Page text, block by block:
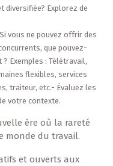
diversifiée? Explorez de
vous ne pouvez offrir des
que pouvez-
Exemples : Télétravail,
flexibles, services
traiteur, etc.- Évaluez les
votre contexte.
ère où la rareté
monde du travail.
et ouverts aux